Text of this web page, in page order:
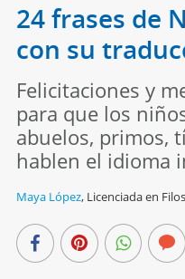
24 frases de
con su
Felicitaciones y
para que los
abuelos, primos,
hablen el idioma
Maya López, Licenciada en